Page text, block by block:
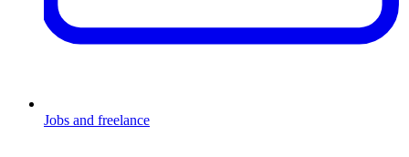
Jobs and freelance